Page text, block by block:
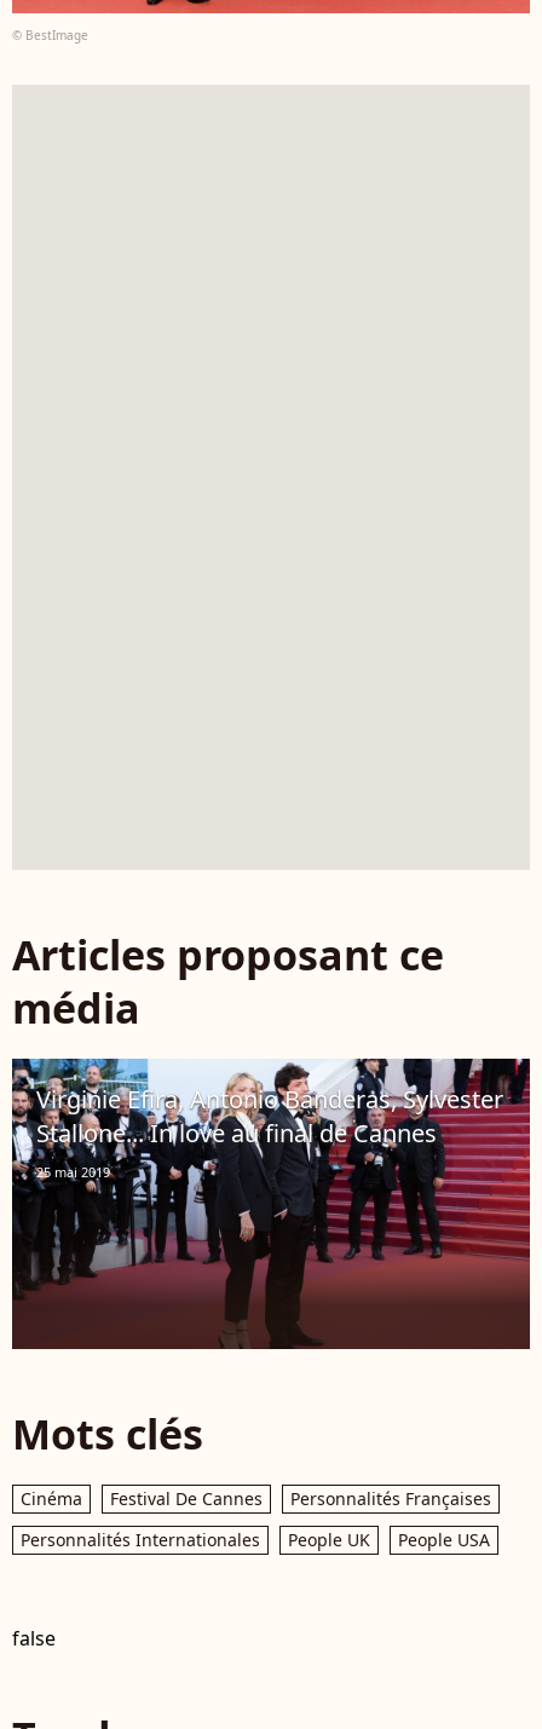
© BestImage
Articles proposant ce
média
Virginie Efira, Antonio Banderas, Sylvester
Stallone... In love au final de Cannes
25 mai 2019
Mots clés
Cinéma Festival De Cannes
Personnalités Françaises
Personnalités Internationales
People UK People USA
false